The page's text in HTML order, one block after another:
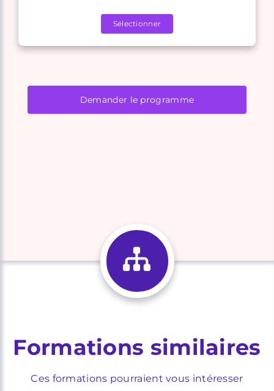
Sélectionner
Demander le programme
Formations similaires
Ces formations pourraient vous intéresser